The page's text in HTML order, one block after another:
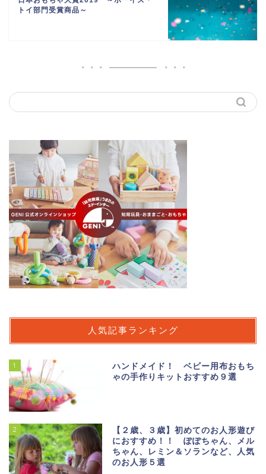
トイ部門受賞商品～
人気記事ランキング
1
ハンドメイド！ ベビー用布おもち
ゃの手作りキットおすすめ９選
2
【２歳、３歳】初めてのお人形遊び
におすすめ！！ ぽぽちゃん、メル
ちゃん、レミン＆ソランなど、人気
のお人形５選